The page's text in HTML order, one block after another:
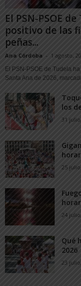
El PSN-PSOE
positivo de las
peñas...
Ana Córdoba - 1 agosto,
El PSN-PSOE de Tudela
Santa Ana de 2026,
los
31
25
24
Qué
2026
23